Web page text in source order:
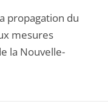
propagation du
mesures
la Nouvelle-